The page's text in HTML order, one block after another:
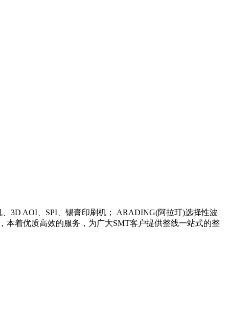
3D AOI、SPI、锡膏印刷机； ARADING(阿拉玎)选择性波
本着优质高效的服务，为广大SMT客户提供整线一站式的整